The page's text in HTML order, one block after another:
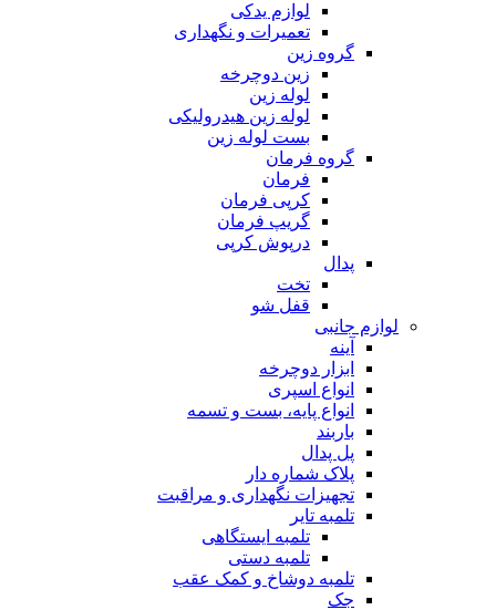
لوازم یدکی
تعمیرات و نگهداری
گروه زین
زین دوچرخه
لوله زین
لوله زین هیدرولیکی
بست لوله زین
گروه فرمان
فرمان
کرپی فرمان
گریپ فرمان
درپوش کرپی
پدال
تخت
قفل شو
لوازم جانبی
آینه
ابزار دوچرخه
انواع اسپری
انواع پایه، بست و تسمه
باربند
پل پدال
پلاک شماره دار
تجهیزات نگهداری و مراقبت
تلمبه تایر
تلمبه ایستگاهی
تلمبه دستی
تلمبه دوشاخ و کمک عقب
جک